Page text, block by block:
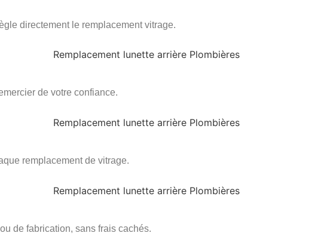
directement le remplacement vitrage.
de votre confiance.
remplacement de vitrage.
de fabrication, sans frais cachés.